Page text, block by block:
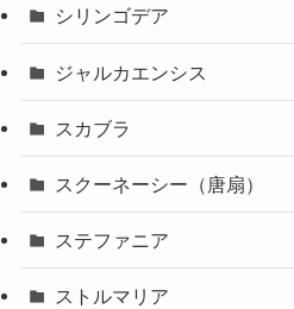
シリンゴデア
ジャルカエンシス
スカブラ
スクーネーシー（唐扇）
ステファニア
ストルマリア